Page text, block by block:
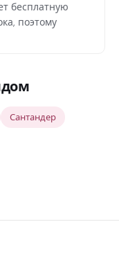
бесплатную
поэтому
Сантандер